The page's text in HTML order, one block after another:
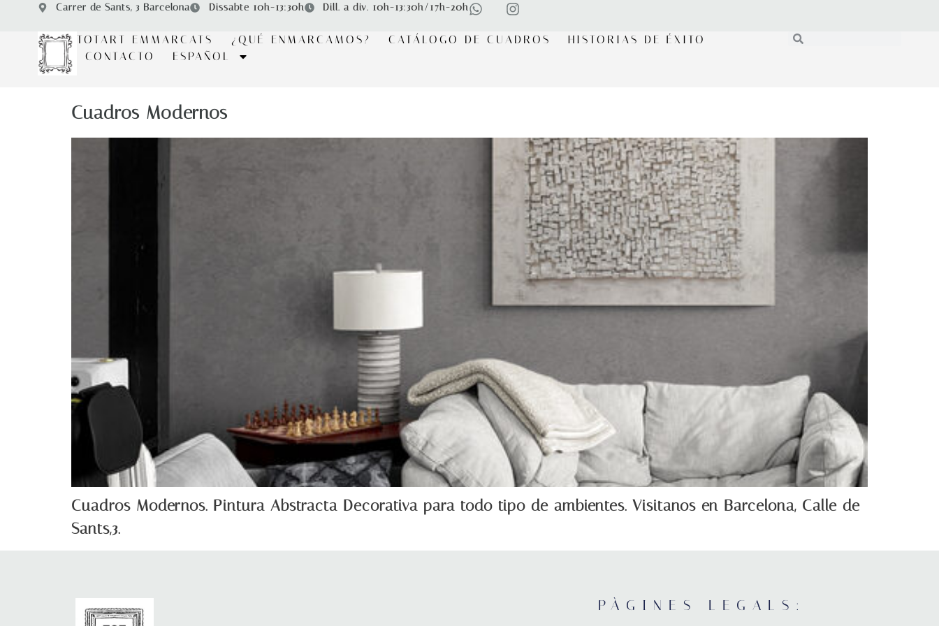
Carrer de Sants, 3 Barcelona Dissabte 10h-13:30h Dill. a div. 10h-13:30h/17h-20h
TOTART EMMARCATS ¿QUÉ ENMARCAMOS? CATÁLOGO DE CUADROS
HISTORIAS DE ÉXITO
CONTACTO
ESPAÑOL
Cuadros Modernos
Cuadros Modernos. Pintura Abstracta Decorativa para todo tipo de ambientes. Visitanos en Barcelona, Calle de
Sants,3.
PÀGINES LEGALS: